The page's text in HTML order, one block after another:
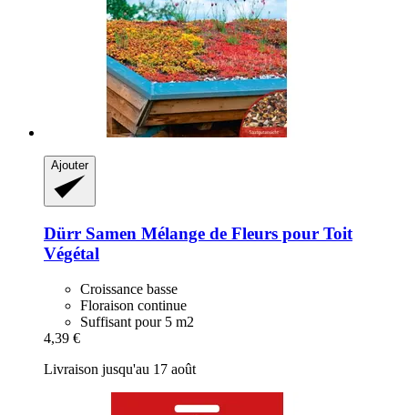
Ajouter
Dürr Samen Mélange de Fleurs pour Toit
Végétal
Croissance basse
Floraison continue
Suffisant pour 5 m2
4,39 €
Livraison jusqu'au 17 août